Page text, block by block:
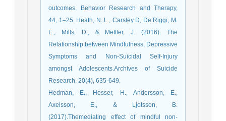
outcomes. Behavior Research and Therapy,
44, 1–25. Heath, N. L., Carsley D, De Riggi, M.
E., Mills, D., & Mettler, J. (2016). The
Relationship between Mindfulness, Depressive
Symptoms and Non-Suicidal Self-Injury
amongst Adolescents.Archives of Suicide
Research, 20(4), 635-649.
Hedman, E., Hesser, H., Andersson, E.,
Axelsson, E., & Ljotsson, B.
(2017).Themediating effect of mindful non-